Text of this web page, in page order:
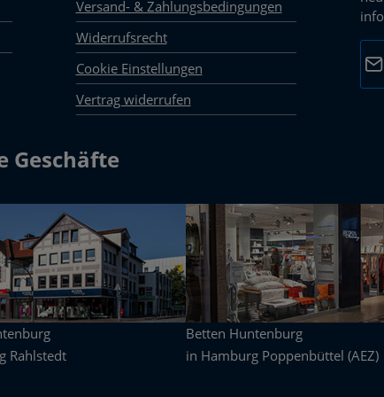
Versand- & Zahlungsbedingungen
Widerrufsrecht
Cookie Einstellungen
Vertrag widerrufen
Geschäfte
Rahlstedt
Betten Huntenburg
in Hamburg Poppenbüttel (AEZ)